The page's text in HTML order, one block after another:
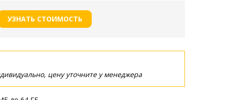
УЗНАТЬ СТОИМОСТЬ
цену уточните у менеджера